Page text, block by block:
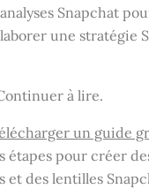
Snapchat
une stratégie
à lire.
un guide
étapes pour créer
et des lentilles